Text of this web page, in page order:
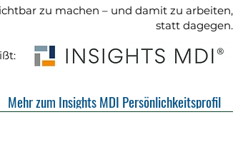
zu machen – und damit zu arbeiten,
statt dagegen.
Weg heißt:
Mehr zum Insights MDI Persönlichkeitsprofil